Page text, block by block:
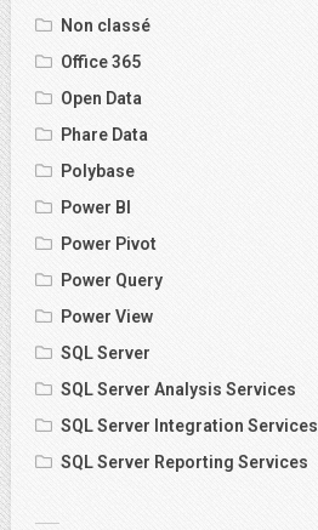
Non classé
Office 365
Open Data
Phare Data
Polybase
Power BI
Power Pivot
Power Query
Power View
SQL Server
SQL Server Analysis Services
SQL Server Integration Services
SQL Server Reporting Services